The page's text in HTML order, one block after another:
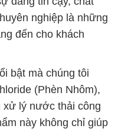
nghiệp là những
đến cho khách
bật mà chúng tôi
(Phèn Nhôm),
lý nước thải công
này không chỉ giúp